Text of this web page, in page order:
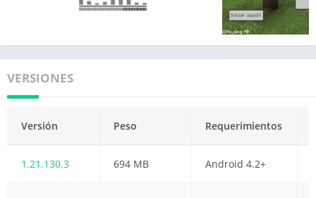
VERSIONES
Versión Peso Requerimientos
1.21.130.3 694 MB Android 4.2+